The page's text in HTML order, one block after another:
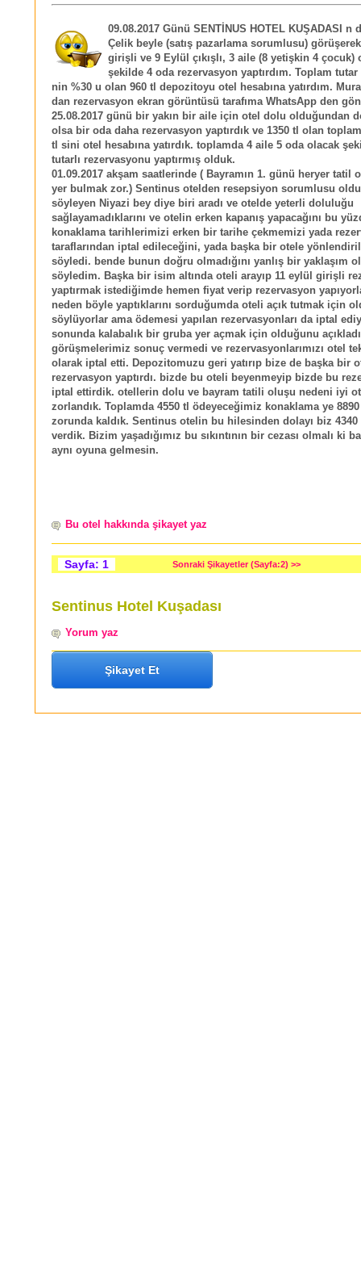
09.08.2017 Günü SENTİNUS HOTEL KUŞADASI n
Çelik beyle (satış pazarlama sorumlusu)
girişli ve 9 Eylül çıkışlı, 3 aile (8 yetişkin 4 çocuk)
şekilde 4 oda rezervasyon yaptırdım. Toplam
nin %30 u olan 960 tl depozitoyu otel hesabına yatırdım.
dan rezervasyon ekran görüntüsü tarafıma WhatsApp den
25.08.2017 günü bir yakın bir aile için otel dolu olduğundan
olsa bir oda daha rezervasyon yaptırdık ve 1350 tl olan
tl sini otel hesabına yatırdık. toplamda 4 aile 5 oda olacak
tutarlı rezervasyonu yaptırmış olduk.
01.09.2017 akşam saatlerinde ( Bayramın 1. günü heryer tatil
yer bulmak zor.) Sentinus otelden resepsiyon sorumlusu
söyleyen Niyazi bey diye biri aradı ve otelde yeterli doluluğu
sağlayamadıklarını ve otelin erken kapanış yapacağını bu
konaklama tarihlerimizi erken bir tarihe çekmemizi yada
taraflarından iptal edileceğini, yada başka bir otele
söyledi. bende bunun doğru olmadığını yanlış bir yaklaşım
söyledim. Başka bir isim altında oteli arayıp 11 eylül girişli
yaptırmak istediğimde hemen fiyat verip rezervasyon
neden böyle yaptıklarını sorduğumda oteli açık tutmak için
söylüyorlar ama ödemesi yapılan rezervasyonları da iptal
sonunda kalabalık bir gruba yer açmak için olduğunu
görüşmelerimiz sonuç vermedi ve rezervasyonlarımızı otel
olarak iptal etti. Depozitomuzu geri yatırıp bize de başka bir
rezervasyon yaptırdı. bizde bu oteli beyenmeyip bizde bu
iptal ettirdik. otellerin dolu ve bayram tatili oluşu nedeni iyi
zorlandık. Toplamda 4550 tl ödeyeceğimiz konaklama ye
zorunda kaldık. Sentinus otelin bu hilesinden dolayı biz 4340
verdik. Bizim yaşadığımız bu sıkıntının bir cezası olmalı ki
aynı oyuna gelmesin.
Bu otel hakkında şikayet yaz
Sayfa: 1 Sonraki Şikayetler (Sayfa:2) >>
Sentinus Hotel Kuşadası
Yorum yaz
Şikayet Et